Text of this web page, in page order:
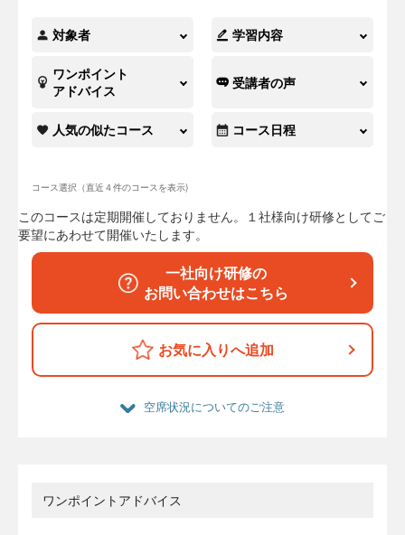
対象者 学習内容
ワンポイント
アドバイス
受講者の声
人気の似たコース コース日程
コース選択（直近４件のコースを表示)
このコースは定期開催しておりません。１社様向け研修としてご
要望にあわせて開催いたします。
一社向け研修の
お問い合わせはこちら
お気に入りへ追加
空席状況についてのご注意
ワンポイントアドバイス